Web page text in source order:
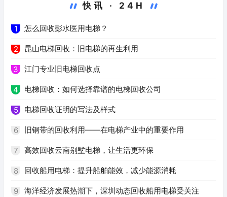
快讯 · 24H
1 怎么回收彭水医用电梯？
2 昆山电梯回收：旧电梯的再生利用
3 江门专业旧电梯回收点
4 电梯回收：如何选择靠谱的电梯回收公司
5 电梯回收证明的写法及样式
6 旧钢带的回收利用——在电梯产业中的重要作用
7 高效回收云南别墅电梯，让生活更环保
8 回收船用电梯：提升船舶能效，减少能源消耗
9 海洋经济发展热潮下，深圳动态回收船用电梯受关注